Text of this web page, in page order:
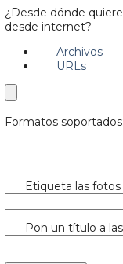
¿Desde dónde
desde internet?
Archivos
URLs
Formatos
Etiqueta las fotos
Pon un título a